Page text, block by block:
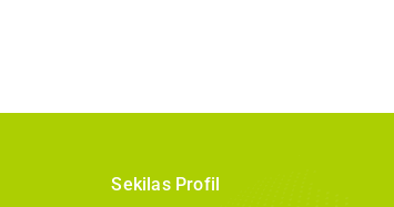
Sekilas Profil